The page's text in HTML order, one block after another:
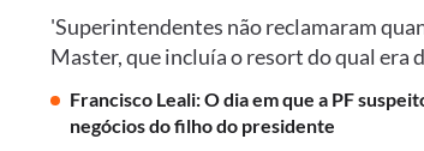
'Superintendentes não reclamaram
Master, que incluía o resort do qual era
Francisco Leali: O dia em que a PF
negócios do filho do presidente